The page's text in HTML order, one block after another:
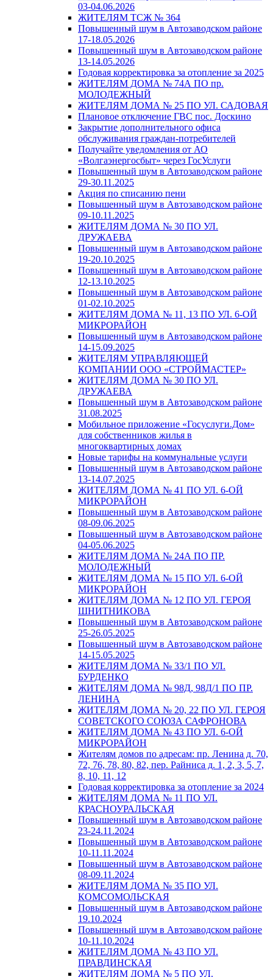
03-04.06.2026
ЖИТЕЛЯМ ТСЖ № 364
Повышенный шум в Автозаводском районе
17-18.05.2026
Повышенный шум в Автозаводском районе
13-14.05.2026
Годовая корректировка за отопление за 2025
ЖИТЕЛЯМ ДОМА № 74А ПО пр.
МОЛОДЕЖНЫЙ
ЖИТЕЛЯМ ДОМА № 25 ПО УЛ. САДОВАЯ
Плановое отключение ГВС пос. Доскино
Закрытие дополнительного офиса
обслуживания граждан-потребителей
Получайте уведомления от АО
«Волгаэнергосбыт» через ГосУслуги
Повышенный шум в Автозаводском районе
29-30.11.2025
Акция по списанию пени
Повышенный шум в Автозаводском районе
09-10.11.2025
ЖИТЕЛЯМ ДОМА № 30 ПО УЛ.
ДРУЖАЕВА
Повышенный шум в Автозаводском районе
19-20.10.2025
Повышенный шум в Автозаводском районе
12-13.10.2025
Повышенный шум в Автозаводском районе
01-02.10.2025
ЖИТЕЛЯМ ДОМА № 11, 13 ПО УЛ. 6-ОЙ
МИКРОРАЙОН
Повышенный шум в Автозаводском районе
14-15.09.2025
ЖИТЕЛЯМ УПРАВЛЯЮЩЕЙ
КОМПАНИИ ООО «СТРОЙМАСТЕР»
ЖИТЕЛЯМ ДОМА № 30 ПО УЛ.
ДРУЖАЕВА
Повышенный шум в Автозаводском районе
31.08.2025
Мобильное приложение «Госуслуги.Дом»
для собственников жилья в
многоквартирных домах
Новые тарифы на коммунальные услуги
Повышенный шум в Автозаводском районе
13-14.07.2025
ЖИТЕЛЯМ ДОМА № 41 ПО УЛ. 6-ОЙ
МИКРОРАЙОН
Повышенный шум в Автозаводском районе
08-09.06.2025
Повышенный шум в Автозаводском районе
04-05.06.2025
ЖИТЕЛЯМ ДОМА № 24А ПО ПР.
МОЛОДЕЖНЫЙ
ЖИТЕЛЯМ ДОМА № 15 ПО УЛ. 6-ОЙ
МИКРОРАЙОН
ЖИТЕЛЯМ ДОМА № 12 ПО УЛ. ГЕРОЯ
ШНИТНИКОВА
Повышенный шум в Автозаводском районе
25-26.05.2025
Повышенный шум в Автозаводском районе
14-15.05.2025
ЖИТЕЛЯМ ДОМА № 33/1 ПО УЛ.
БУРДЕНКО
ЖИТЕЛЯМ ДОМА № 98Д, 98Д/1 ПО ПР.
ЛЕНИНА
ЖИТЕЛЯМ ДОМА № 20, 22 ПО УЛ. ГЕРОЯ
СОВЕТСКОГО СОЮЗА САФРОНОВА
ЖИТЕЛЯМ ДОМА № 43 ПО УЛ. 6-ОЙ
МИКРОРАЙОН
Жителям домов по адресам: пр. Ленина д. 70,
72, 76, 78, 80, 82, пер. Райниса д. 1, 2, 3, 5, 7,
8, 10, 11, 12
Годовая корректировка за отопление за 2024
ЖИТЕЛЯМ ДОМА № 11 ПО УЛ.
КРАСНОУРАЛЬСКАЯ
Повышенный шум в Автозаводском районе
23-24.11.2024
Повышенный шум в Автозаводском районе
10-11.11.2024
Повышенный шум в Автозаводском районе
08-09.11.2024
ЖИТЕЛЯМ ДОМА № 35 ПО УЛ.
КОМСОМОЛЬСКАЯ
Повышенный шум в Автозаводском районе
19.10.2024
Повышенный шум в Автозаводском районе
10-11.10.2024
ЖИТЕЛЯМ ДОМА № 43 ПО УЛ.
ПРАВДИНСКАЯ
ЖИТЕЛЯМ ДОМА № 5 ПО УЛ.